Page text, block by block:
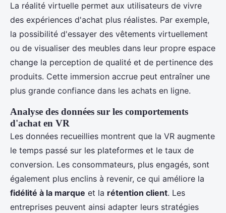
La réalité virtuelle permet aux utilisateurs de vivre
des expériences d'achat plus réalistes. Par exemple,
la possibilité d'essayer des vêtements virtuellement
ou de visualiser des meubles dans leur propre espace
change la perception de qualité et de pertinence des
produits. Cette immersion accrue peut entraîner une
plus grande confiance dans les achats en ligne.
Analyse des données sur les comportements
d'achat en VR
Les données recueillies montrent que la VR augmente
le temps passé sur les plateformes et le taux de
conversion. Les consommateurs, plus engagés, sont
également plus enclins à revenir, ce qui améliore la
fidélité à la marque et la rétention client. Les
entreprises peuvent ainsi adapter leurs stratégies